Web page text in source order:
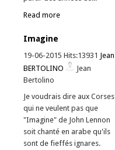
Read more
Imagine
19-06-2015 Hits:13931 Jean
BERTOLINO
Jean
Bertolino
Je voudrais dire aux Corses
qui ne veulent pas que
"Imagine" de John Lennon
soit chanté en arabe qu'ils
sont de fieffés ignares.